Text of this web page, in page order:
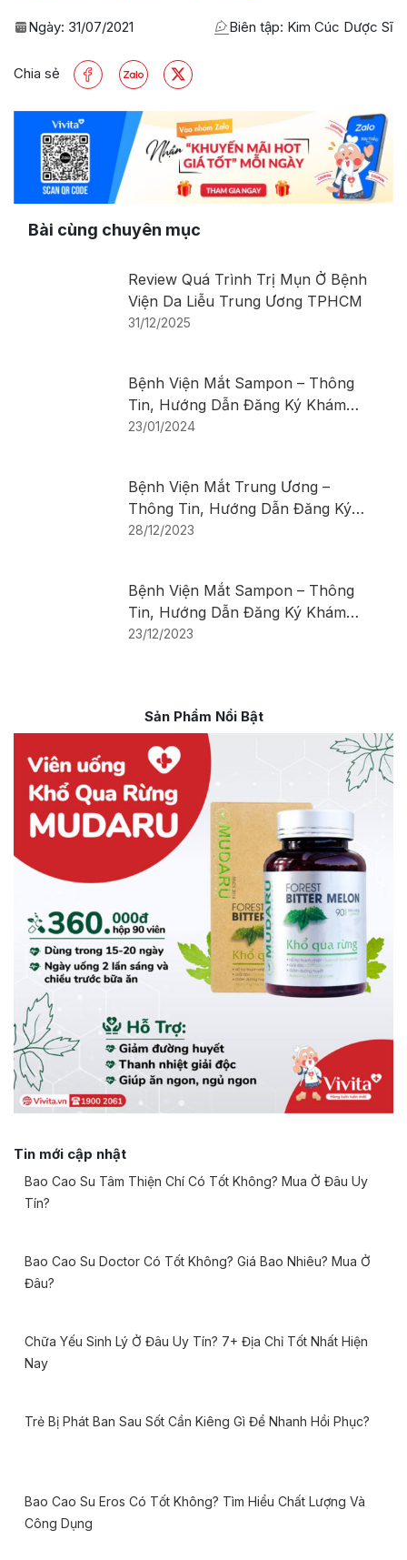
Ngày: 31/07/2021 Biên tập: Kim Cúc Dược Sĩ
Chia sẻ
Bài cùng chuyên mục
Review Quá Trình Trị Mụn Ở Bệnh
Viện Da Liễu Trung Ương TPHCM
31/12/2025
Bệnh Viện Mắt Sampon – Thông
Tin, Hướng Dẫn Đăng Ký Khám
Bệnh
23/01/2024
Bệnh Viện Mắt Trung Ương –
Thông Tin, Hướng Dẫn Đăng Ký
Khám Bệnh
28/12/2023
Bệnh Viện Mắt Sampon – Thông
Tin, Hướng Dẫn Đăng Ký Khám
Bệnh
23/12/2023
Sản Phẩm Nổi Bật
Tin mới cập nhật
Bao Cao Su Tâm Thiện Chí Có Tốt Không? Mua Ở Đâu Uy
Tín?
Bao Cao Su Doctor Có Tốt Không? Giá Bao Nhiêu? Mua Ở
Đâu?
Chữa Yếu Sinh Lý Ở Đâu Uy Tín? 7+ Địa Chỉ Tốt Nhất Hiện
Nay
Trẻ Bị Phát Ban Sau Sốt Cần Kiêng Gì Để Nhanh Hồi Phục?
Bao Cao Su Eros Có Tốt Không? Tìm Hiểu Chất Lượng Và
Công Dụng